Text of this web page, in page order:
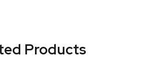
Products